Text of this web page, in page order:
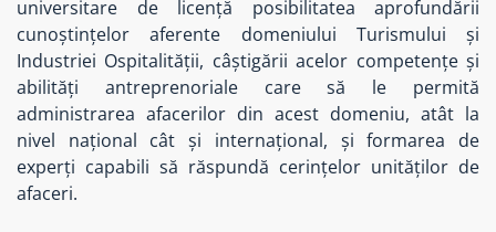
universitare de licență posibilitatea aprofundării
cunoștințelor aferente domeniului Turismului și
Industriei Ospitalității, câștigării acelor competențe și
abilități antreprenoriale care să le permită
administrarea afacerilor din acest domeniu, atât la
nivel național cât și internațional, și formarea de
experți capabili să răspundă cerințelor unităților de
afaceri.